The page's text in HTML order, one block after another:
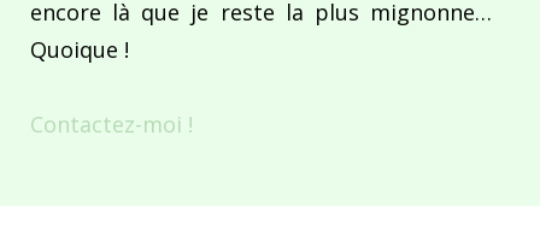
encore là que je reste la plus mignonne…
Quoique !
Contactez-moi !